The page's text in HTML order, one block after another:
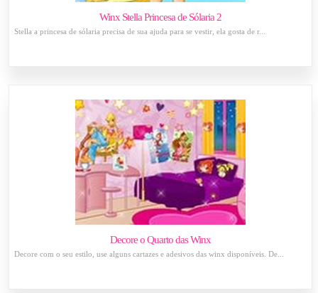
Winx Stella Princesa de Sólaria 2
Stella a princesa de sólaria precisa de sua ajuda para se vestir, ela gosta de r...
Decore o Quarto das Winx
Decore com o seu estilo, use alguns cartazes e adesivos das winx disponíveis. De...